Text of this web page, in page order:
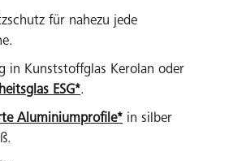
für nahezu jede
in Kunststoffglas Kerolan oder
ESG*.
Aluminiumprofile* in silber